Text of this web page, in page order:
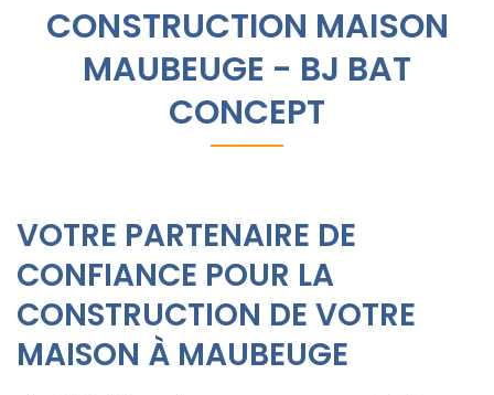
CONSTRUCTION MAISON
MAUBEUGE - BJ BAT
CONCEPT
VOTRE PARTENAIRE DE
CONFIANCE POUR LA
CONSTRUCTION DE VOTRE
MAISON À MAUBEUGE